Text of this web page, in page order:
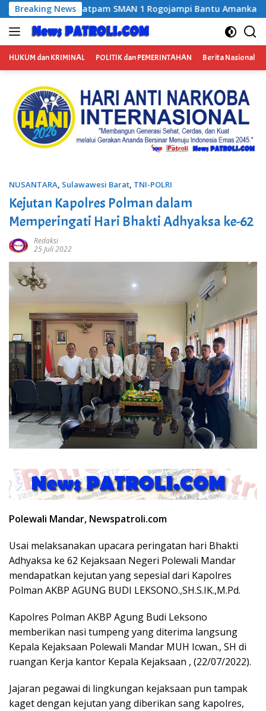
Langsung
ke
konten
Breaking News
Bantu Amankan Terduga Pengedar Narkoba, Kasus
HUKUM dan KRIMINAL POLITIK dan PEMERINTAHAN Berita Nasional
NUSANTARA, Sulawawesi Barat, TNI-POLRI
Kejutan Kapolres Polman dalam
Memperingati Hari Bhakti Adhyaksa ke-62
Redaksi
25 Juli 2022
Polewali Mandar, Newspatroli.com
Usai melaksanakan upacara peringatan hari Bhakti
Adhyaksa ke 62 Kejaksaan Negeri Polewali Mandar
mendapatkan kejutan yang sepesial dari Kapolres
Polman AKBP AGUNG BUDI LEKSONO.,SH.S.IK.,M.Pd.
Kapolres Polman AKBP Agung Budi Leksono
memberikan nasi tumpeng yang diterima langsung
Kepala Kejaksaan Polewali Mandar MUH Icwan., SH di
ruangan Kerja kantor Kepala Kejaksaan , (22/07/2022).
Jajaran pegawai di lingkungan kejaksaan pun tampak
kaget dengan kejutan yang diberikan sang kapolres,